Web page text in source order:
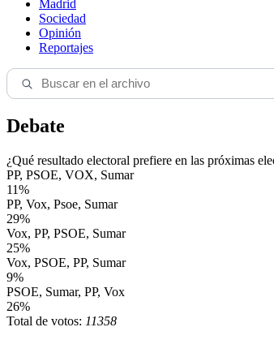
Madrid
Sociedad
Opinión
Reportajes
Debate
¿Qué resultado electoral prefiere en las próximas
PP, PSOE, VOX, Sumar
11%
PP, Vox, Psoe, Sumar
29%
Vox, PP, PSOE, Sumar
25%
Vox, PSOE, PP, Sumar
9%
PSOE, Sumar, PP, Vox
26%
Total de votos: 11358